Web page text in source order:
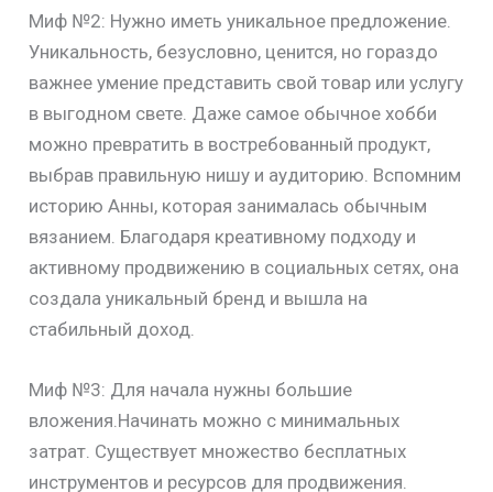
Миф №2: Нужно иметь уникальное предложение.
Уникальность, безусловно, ценится, но гораздо
важнее умение представить свой товар или услугу
в выгодном свете. Даже самое обычное хобби
можно превратить в востребованный продукт,
выбрав правильную нишу и аудиторию. Вспомним
историю Анны, которая занималась обычным
вязанием. Благодаря креативному подходу и
активному продвижению в социальных сетях, она
создала уникальный бренд и вышла на
стабильный доход.
Миф №3: Для начала нужны большие
вложения.Начинать можно с минимальных
затрат. Существует множество бесплатных
инструментов и ресурсов для продвижения.